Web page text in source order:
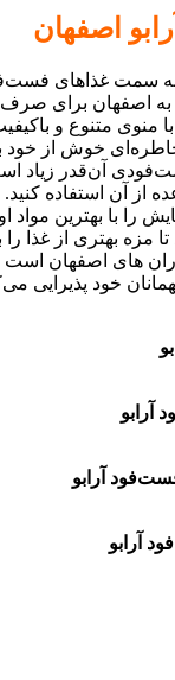
به سمت غذاهای
اصفهان برای صرف
منوی متنوع و
خوش از خود
آن‌قدر زیاد
از آن استفاده کنید.
را با بهترین
مزه بهتری از غذا
های اصفهان است
خود پذیرایی
آرابو
آرابو
آرابو